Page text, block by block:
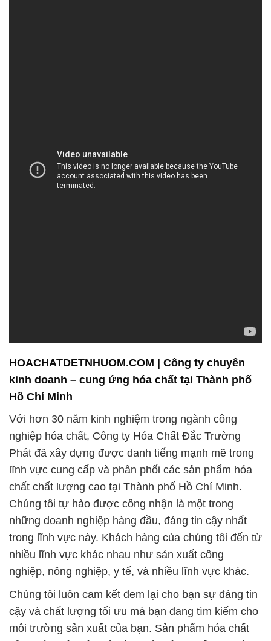
kinh doanh – cung ứng hóa chất tại Thành phố
Hồ Chí Minh
Chúng tôi luôn cam kết đem lại cho bạn sự đáng tin
cậy và chất lượng tối ưu mà bạn đang tìm kiếm cho
của chúng tôi luôn đáp ứng các tiêu chuẩn an toàn
và chất lượng cao nhất, đảm bảo rằng bạn có thể
tin tưởng sử dụng chúng trong quá trình sản xuất
của bạn.
Khách hàng luôn là ưu tiên hàng đầu của chúng tôi.
Chúng tôi cam kết đáp ứng mọi nhu cầu của khách
hàng với chất lượng sản phẩm tốt nhất, giá cả cạnh
tranh và dịch vụ hỗ trợ khách hàng xuất sắc. Đội
ngũ chuyên gia của chúng tôi luôn sẵn sàng tư vấn
cho bạn về các sản phẩm và giải pháp phù hợp
nhất cho nhu cầu của bạn. Chúng tôi hiểu rằng mỗi
khách hàng có yêu cầu riêng biệt, và chúng tôi sẽ
luôn tạo ra các giải pháp tùy chỉnh để đáp ứng